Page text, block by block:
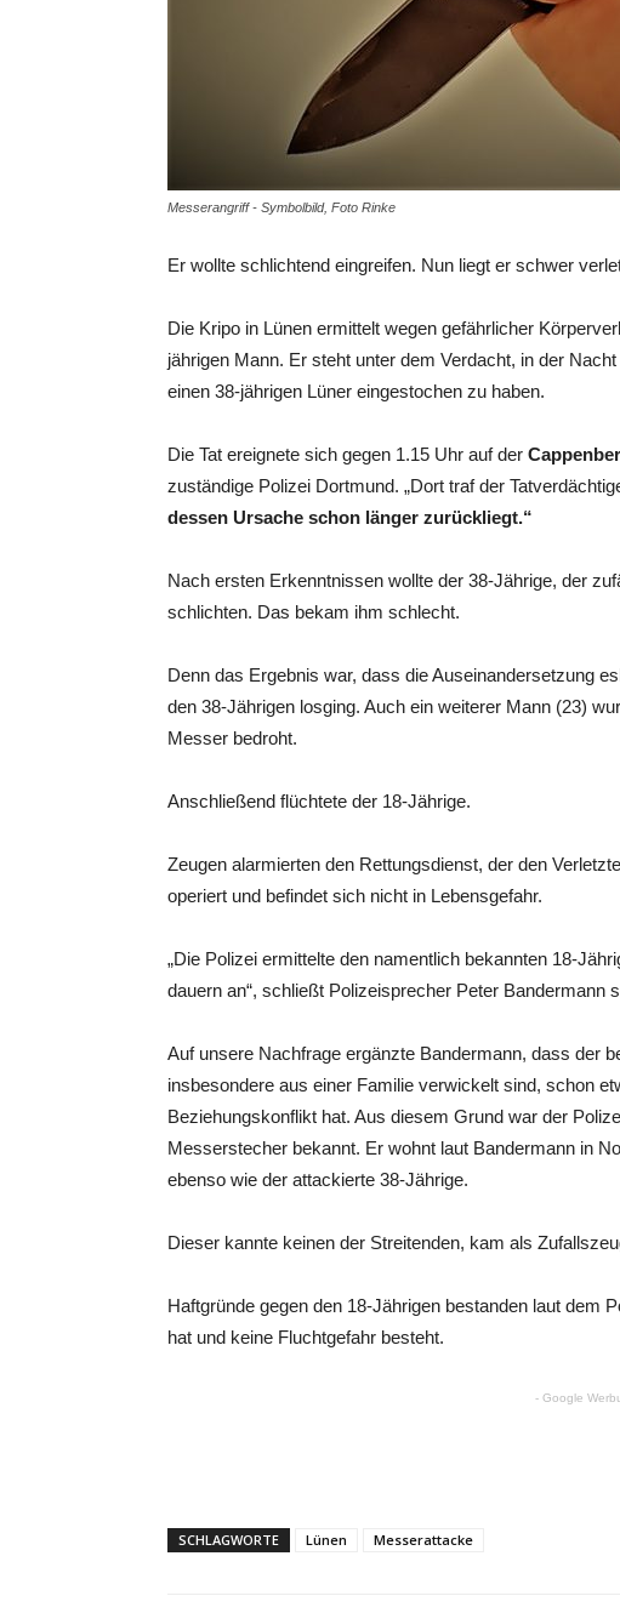
Messerangriff - Symbolbild, Foto Rinke
Er wollte schlichtend eingreifen. Nun liegt er schwer
Die Kripo in Lünen ermittelt wegen gefährlicher
jährigen Mann. Er steht unter dem Verdacht, in der
einen 38-jährigen Lüner eingestochen zu haben.
Die Tat ereignete sich gegen 1.15 Uhr auf der
zuständige Polizei Dortmund. „Dort traf der
dessen Ursache schon länger zurückliegt.“
Nach ersten Erkenntnissen wollte der 38-Jährige, der
schlichten. Das bekam ihm schlecht.
Denn das Ergebnis war, dass die Auseinandersetzung
den 38-Jährigen losging. Auch ein weiterer Mann (23)
Messer bedroht.
Anschließend flüchtete der 18-Jährige.
Zeugen alarmierten den Rettungsdienst, der den
operiert und befindet sich nicht in Lebensgefahr.
„Die Polizei ermittelte den namentlich bekannten 18-
dauern an“, schließt Polizeisprecher Peter Bandermann
Auf unsere Nachfrage ergänzte Bandermann, dass der
insbesondere aus einer Familie verwickelt sind, schon
Beziehungskonflikt hat. Aus diesem Grund war der
Messerstecher bekannt. Er wohnt laut Bandermann in
ebenso wie der attackierte 38-Jährige.
Dieser kannte keinen der Streitenden, kam als
Haftgründe gegen den 18-Jährigen bestanden laut dem
hat und keine Fluchtgefahr besteht.
- Google
SCHLAGWORTE Lünen Messerattacke